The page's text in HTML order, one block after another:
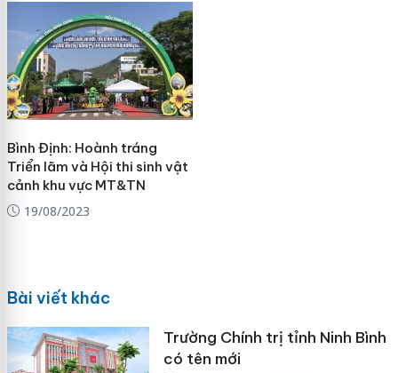
Bình Định: Hoành tráng
Triển lãm và Hội thi sinh vật
cảnh khu vực MT&TN
19/08/2023
Bài viết khác
Trường Chính trị tỉnh Ninh Bình
có tên mới